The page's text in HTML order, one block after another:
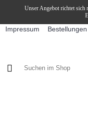
Unser Angebot richtet sich
Impressum Bestellungen